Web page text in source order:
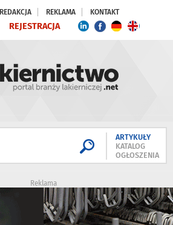
REDAKCJA REKLAMA KONTAKT
REJESTRACJA
ARTYKUŁY
KATALOG
OGŁOSZENIA
Reklama